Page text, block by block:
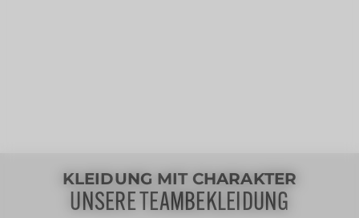
KLEIDUNG MIT CHARAKTER
UNSERE TEAMBEKLEIDUNG